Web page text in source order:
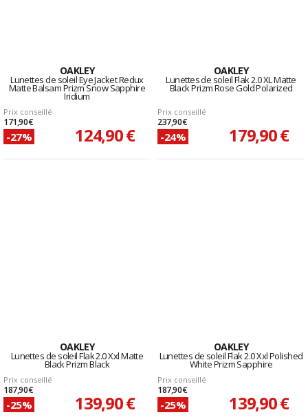
OAKLEY
Lunettes de soleil Eye Jacket Redux
Matte Balsam Prizm Snow Sapphire
Iridium
Prix conseillé
171,90 €
-27% 124,90 €
OAKLEY
Lunettes de soleil Flak 2.0 XL Matte
Black Prizm Rose Gold Polarized
Prix conseillé
237,90 €
-24% 179,90 €
OAKLEY
Lunettes de soleil Flak 2.0 Xxl Matte
Black Prizm Black
Prix conseillé
187,90 €
-25% 139,90 €
OAKLEY
Lunettes de soleil Flak 2.0 Xxl Polished
White Prizm Sapphire
Prix conseillé
187,90 €
-25% 139,90 €